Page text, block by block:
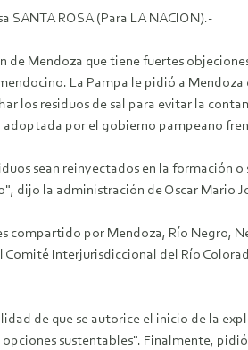
SANTA ROSA (Para LA NACION).-
de Mendoza que tiene fuertes
La Pampa le pidió a
los residuos de sal para evitar la
por el gobierno pampeano
sean reinyectados en la formación
dijo la administración de Oscar Mario
compartido por Mendoza, Río Negro,
Interjurisdiccional del Río
de que se autorice el inicio de la
sustentables". Finalmente,